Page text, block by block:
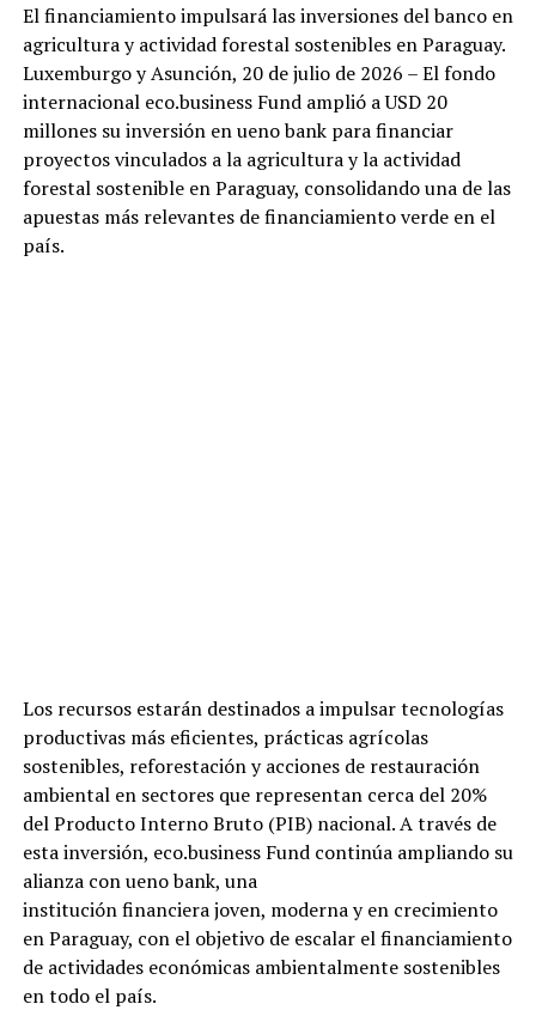
El financiamiento impulsará las inversiones del banco en
agricultura y actividad forestal sostenibles en Paraguay.
Luxemburgo y Asunción, 20 de julio de 2026 – El fondo
internacional eco.business Fund amplió a USD 20
millones su inversión en ueno bank para financiar
proyectos vinculados a la agricultura y la actividad
forestal sostenible en Paraguay, consolidando una de las
apuestas más relevantes de financiamiento verde en el
país.
Los recursos estarán destinados a impulsar tecnologías
productivas más eficientes, prácticas agrícolas
sostenibles, reforestación y acciones de restauración
ambiental en sectores que representan cerca del 20%
del Producto Interno Bruto (PIB) nacional. A través de
esta inversión, eco.business Fund continúa ampliando su
alianza con ueno bank, una
institución financiera joven, moderna y en crecimiento
en Paraguay, con el objetivo de escalar el financiamiento
de actividades económicas ambientalmente sostenibles
en todo el país.